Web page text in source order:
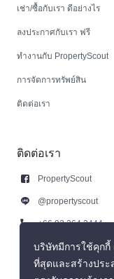
เช่า/ซื้อกับเรา ดีอย่างไร
ลงประกาศกับเรา ฟรี
ทำงานกับ PropertyScout
การจัดการทรัพย์สิน
ติดต่อเรา
ติดต่อเรา
PropertyScout
@propertyscout
+66 92 264 3444
+66 92 264 3444
บริษัทมีการใช้คุกกี้
ที่สุดและสร้างปร